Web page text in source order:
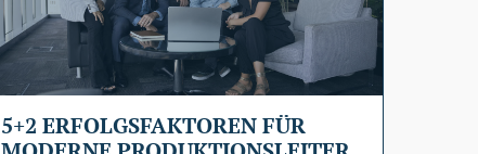
5+2 ERFOLGSFAKTOREN FÜR